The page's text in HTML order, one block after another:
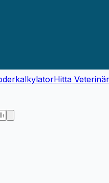
Hitta Veterinär